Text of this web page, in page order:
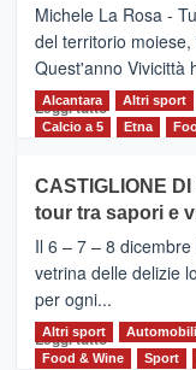
dell’Etna
Michele La Rosa -
del territorio
Quest'anno Vivicittà
Leggi tutto Leggi
MOIO
ALCANTARA
–
Vivicittà,
alla
scoperta
del
territorio,
Alcantara Altri sport
Calcio a 5
Etna
CASTIGLIONE
tour tra sapori e
Il 6 – 7 – 8
vetrina delle delizie
per ogni...
Leggi tuttoLeggi
di
Altri sport
Food & Wine
Sport